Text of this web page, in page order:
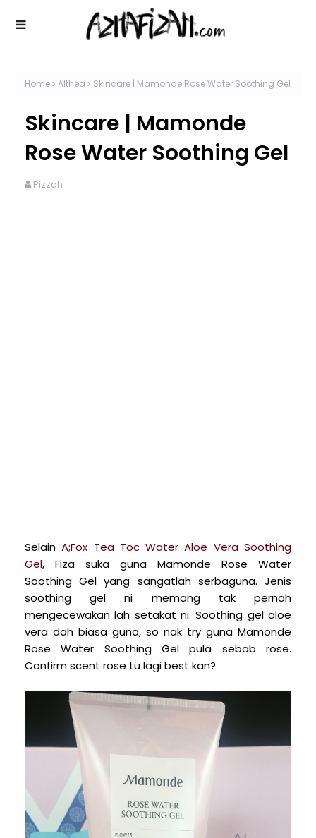
Home Althea Skincare | Mamonde Rose Water Soothing Gel
Skincare | Mamonde
Rose Water Soothing Gel
Pizzah
SelainA;Fox Tea Toc Water Aloe Vera Soothing
Gel, Fiza suka guna Mamonde Rose Water
Soothing Gel yang sangatlah serbaguna. Jenis
soothing gel ni memang tak pernah
mengecewakan lah setakat ni. Soothing gel aloe
vera dah biasa guna, so nak try guna Mamonde
Rose Water Soothing Gel pula sebab rose.
Confirm scent rose tu lagi best kan?